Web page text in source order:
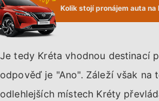
Kolik stojí pronájem auta na
Je tedy Kréta vhodnou destinací
odpověď je "Ano". Záleží však na
odlehlejších místech Kréty